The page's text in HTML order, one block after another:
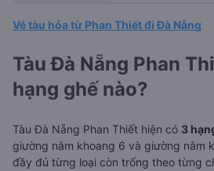
Vé tàu hỏa từ Phan Thiết đi Đà Nẵng
Tàu Đà Nẵng Phan
hạng ghế nào?
Tàu Đà Nẵng Phan Thiết hiện có 3
giường nằm khoang 6 và giường nằm
đầy đủ từng loại còn trống theo từng